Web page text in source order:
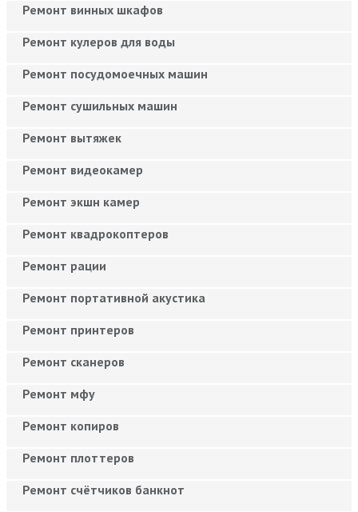
Ремонт винных шкафов
Ремонт кулеров для воды
Ремонт посудомоечных машин
Ремонт сушильных машин
Ремонт вытяжек
Ремонт видеокамер
Ремонт экшн камер
Ремонт квадрокоптеров
Ремонт рации
Ремонт портативной акустика
Ремонт принтеров
Ремонт сканеров
Ремонт мфу
Ремонт копиров
Ремонт плоттеров
Ремонт счётчиков банкнот